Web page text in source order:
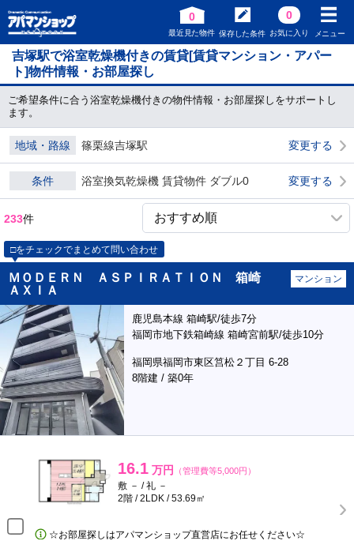
0
最近見た物件 保存した条件
0
お気に入り メニュー
吉塚駅で浴室乾燥機付きの賃貸[賃貸マンション・アパー
ト]物件情報・お部屋探し
ご希望条件に合う浴室乾燥機付きの物件情報・お部屋探しをサポートし
ます。
地域・路線 篠栗線吉塚駅 変更する
条件 浴室換気乾燥機 賃貸物件 ダブル0 変更する
233件
□をチェックでまとめて問い合わせ
ＭＯＤＥＲＮ ＡＳＰＩＲＡＴＩＯＮ 箱崎
ＡＸＩＡ
マンション
鹿児島本線 箱崎駅/徒歩7分
福岡市地下鉄箱崎線 箱崎宮前駅/徒歩10分
福岡県福岡市東区筥松２丁目 6-28
8階建 / 築0年
16.1 万円 （管理費等5,000円）
敷 － / 礼 －
2階 / 2LDK / 53.69㎡
☆お部屋探しはアパマンショップ直営店にお任せください☆